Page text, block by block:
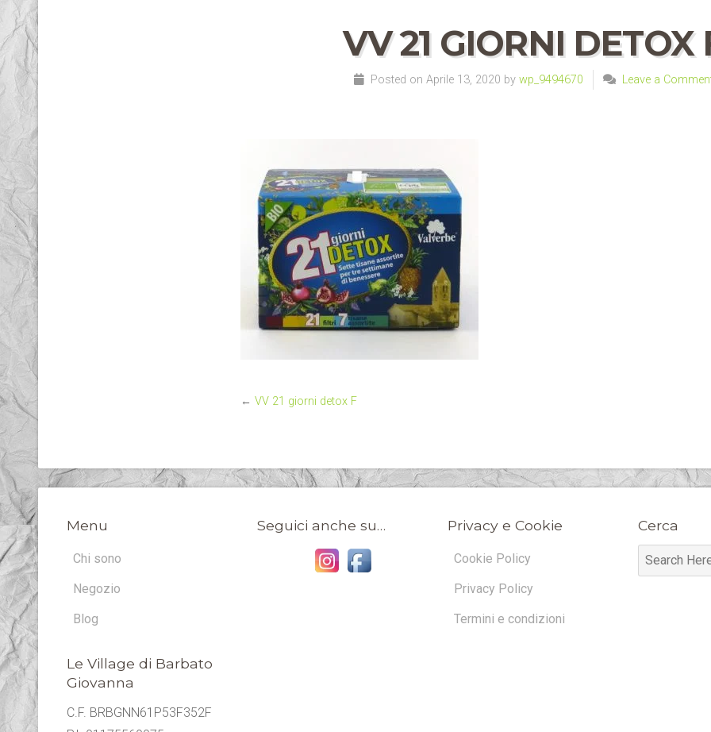
VV 21 GIORNI DETOX
Posted on Aprile 13, 2020 by wp_9494670 Leave a
←VV 21 giorni detox F
Menu
Chi sono
Negozio
Blog
Seguici anche su… Privacy e Cookie
Cookie Policy
Privacy Policy
Termini e condizioni
Cerca
Le Village di Barbato
Giovanna
C.F. BRBGNN61P53F352F